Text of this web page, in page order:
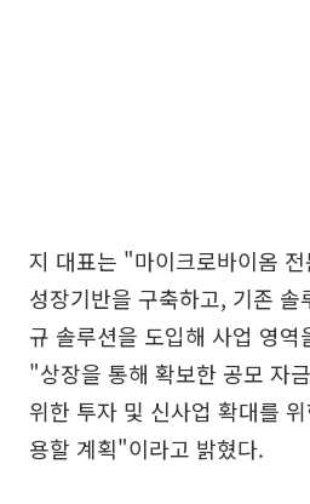
지 대표는 "마이크로바이옴
성장기반을 구축하고, 기존 솔
규 솔루션을 도입해 사업 영
"상장을 통해 확보한 공모 자
위한 투자 및 신사업 확대를
용할 계획"이라고 밝혔다.